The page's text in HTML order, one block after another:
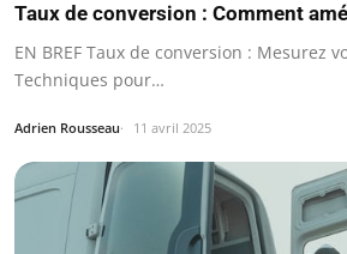
Taux de conversion : Comment
EN BREF Taux de conversion :
Techniques pour…
Adrien Rousseau 11 avril 2025